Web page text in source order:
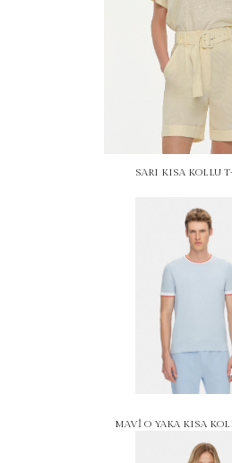
SARI KISA KOLLU
MAVİ O YAKA KISA